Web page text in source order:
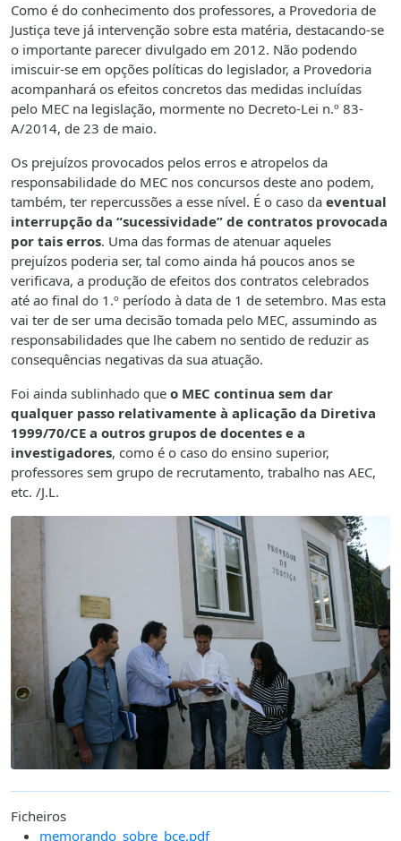
Como é do conhecimento dos professores, a Provedoria de
Justiça teve já intervenção sobre esta matéria, destacando-se
o importante parecer divulgado em 2012. Não podendo
imiscuir-se em opções políticas do legislador, a Provedoria
acompanhará os efeitos concretos das medidas incluídas
pelo MEC na legislação, mormente no Decreto-Lei n.º 83-
A/2014, de 23 de maio.
Os prejuízos provocados pelos erros e atropelos da
responsabilidade do MEC nos concursos deste ano podem,
também, ter repercussões a esse nível. É o caso da eventual
interrupção da “sucessividade” de contratos provocada
por tais erros. Uma das formas de atenuar aqueles
prejuízos poderia ser, tal como ainda há poucos anos se
verificava, a produção de efeitos dos contratos celebrados
até ao final do 1.º período à data de 1 de setembro. Mas esta
vai ter de ser uma decisão tomada pelo MEC, assumindo as
responsabilidades que lhe cabem no sentido de reduzir as
consequências negativas da sua atuação.
Foi ainda sublinhado que o MEC continua sem dar
qualquer passo relativamente à aplicação da Diretiva
1999/70/CE a outros grupos de docentes e a
investigadores, como é o caso do ensino superior,
professores sem grupo de recrutamento, trabalho nas AEC,
etc. /J.L.
Ficheiros
memorando_sobre_bce.pdf